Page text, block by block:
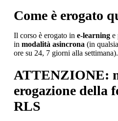
Come è erogato
Il corso è erogato in e-learning e
in modalità asincrona (in
ore su 24, 7 giorni alla settimana).
ATTENZIONE:
erogazione della
RLS